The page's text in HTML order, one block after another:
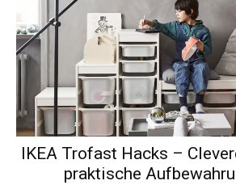
IKEA Trofast Hacks –
praktische